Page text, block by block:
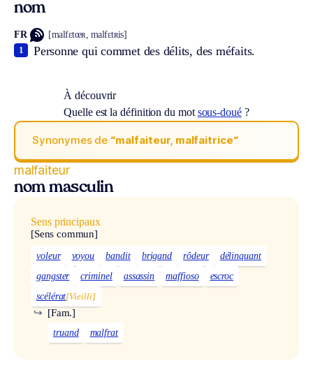
nom
FR [malfɛtœʀ, malfɛtʀis]
Personne qui commet des délits, des méfaits.
1
À découvrir
Quelle est la définition du mot sous-doué?
Synonymes de “malfaiteur, malfaitrice“
malfaiteur
nom masculin
Sens principaux
[Sens commun]
voleur voyou bandit brigand rôdeur
délinquant
gangster
criminel assassin maffioso
escroc
scélérat[Vieilli]
[Fam.]
↪
truand malfrat